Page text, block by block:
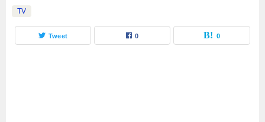
TV
Tweet 0 0